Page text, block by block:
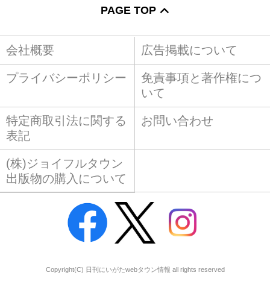
PAGE TOP
会社概要 広告掲載について
プライバシーポリシー
免責事項と著作権につ
いて
特定商取引法に関する
表記
お問い合わせ
(株)ジョイフルタウン
出版物の購入について
Copyright(C) 日刊にいがたwebタウン情報 all rights reserved